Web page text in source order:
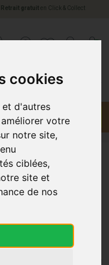
cookies
et d'autres
votre
notre site,
ciblées,
site et
de nos
Retrait gratuiten Click & Collect
Promotions
médicaux conçus
aux doigts blessés.
entorse, une fracture